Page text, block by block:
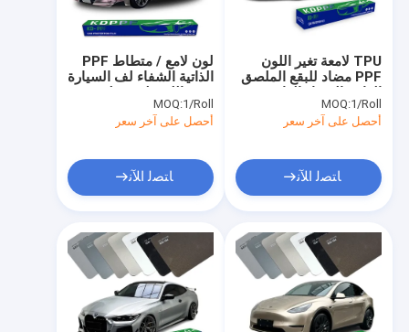
لون لامع / متطاط PPF
الذاتية الشفاء لف السيارة
ميكرون
MOQ:1/Roll
أحصل على آخر سعر
ﺎﺘﺼﻟ ﺍﻶﻧ
TPU لامعة تغير اللون
PPF مضاد للبقع الملصق
لف
MOQ:1/Roll
أحصل على آخر سعر
ﺎﺘﺼﻟ ﺍﻶﻧ